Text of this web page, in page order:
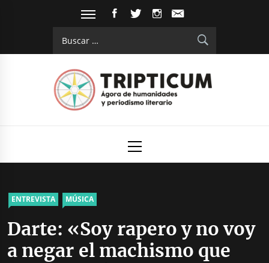
FACEBOOKTWITTERINSTAGRAM
principal
ENTREVISTA MÚSICA
Darte: «Soy rapero y no voy
a negar el machismo que